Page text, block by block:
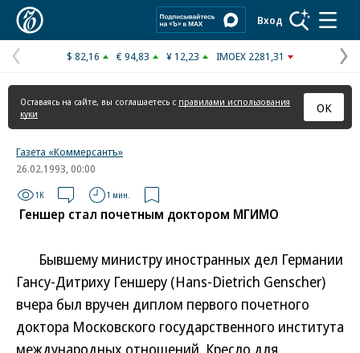
Вход
Предыдущая
страница
$ 82,16 € 94,83 ¥ 12,23 IMOEX 2281,31
Оставаясь на сайте, вы соглашаетесь с правилами использования
куки
ОК
Газета «Коммерсантъ»
26.02.1993, 00:00
1K 1 мин.
Геншер стал почетным доктором МГИМО
Бывшему министру иностранных дел Германии
Гансу-Дитриху Геншеру (Hans-Dietrich Genscher)
вчера был вручен диплом первого почетного
доктора Московского государственного института
международных отношений. Кресло для